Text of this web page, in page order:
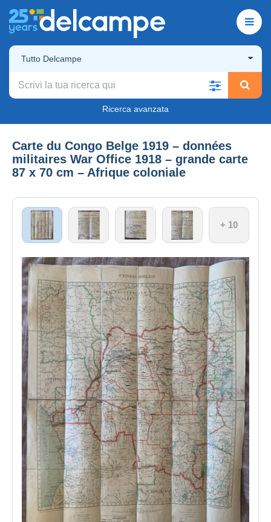
Tutto Delcampe
Ricerca avanzata
Carte du Congo Belge 1919 – données
militaires War Office 1918 – grande carte
87 x 70 cm – Afrique coloniale
+ 10